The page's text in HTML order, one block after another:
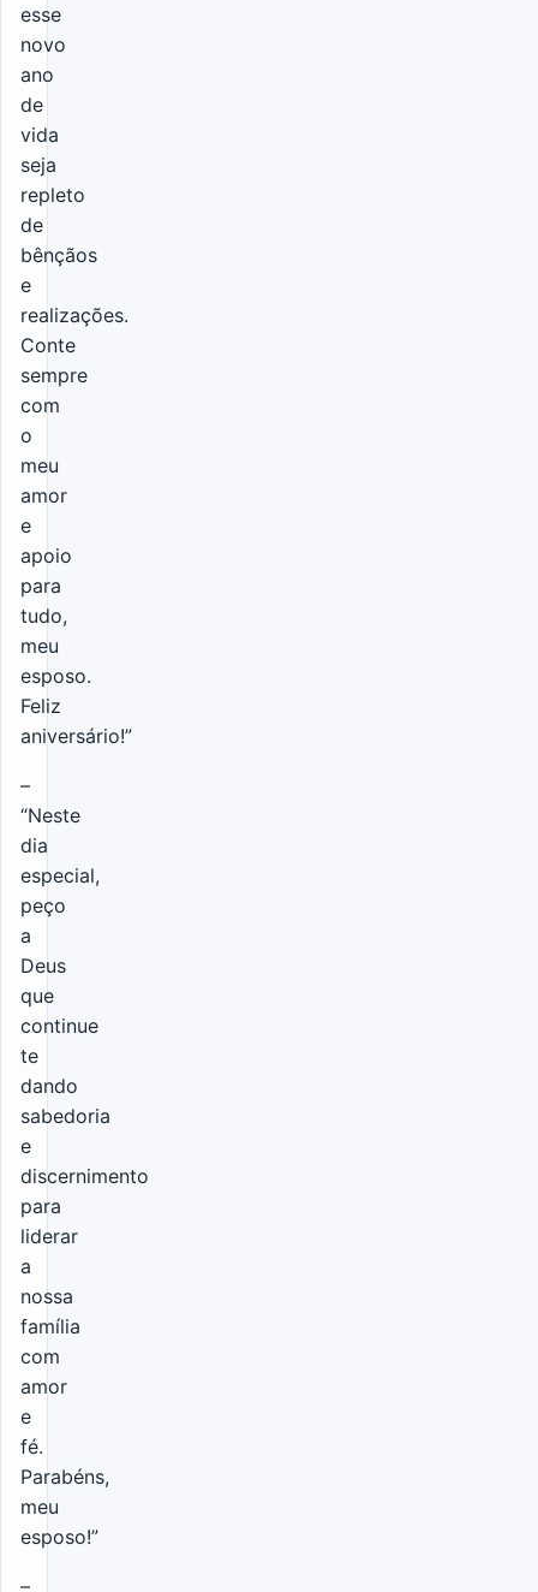
esse
novo
ano
de
vida
seja
repleto
de
bênçãos
e
realizações.
Conte
sempre
com
o
meu
amor
e
apoio
para
tudo,
meu
esposo.
Feliz
aniversário!”
–
“Neste
dia
especial,
peço
a
Deus
que
continue
te
dando
sabedoria
e
discernimento
para
liderar
a
nossa
família
com
amor
e
fé.
Parabéns,
meu
esposo!”
–